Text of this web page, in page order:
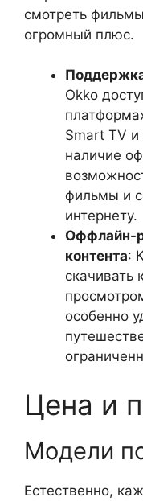
смотреть
огромный плюс.
Okko
Smart TV
наличие
фильмы и
интернету.
Оффлайн-
контента:
скачивать
особенно
Цена и
Модели
Естественно,